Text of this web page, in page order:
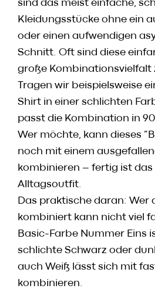
Wochenkarte
Skylounge
Speisekarte
Reservierung
Werbung /
Gutscheine
Vorbestell­service
Anmeldung
Daten & Fakten
Karriere
Kontakt
sind das meist einfache,
Kleidungsstücke ohne ein
oder einen aufwendigen
Schnitt. Oft sind diese
große Kombinationsvielfalt
Tragen wir beispielsweise
Shirt in einer schlichten
passt die Kombination in
Wer möchte, kann dieses
noch mit einem
kombinieren – fertig ist das
Alltagsoutfit.
Das praktische daran: Wer
kombiniert kann nicht viel
Basic-Farbe Nummer Eins
schlichte Schwarz oder
auch Weiß lässt sich mit
kombinieren.